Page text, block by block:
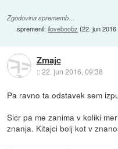
Zgodovina sprememb…
spremenil:iloveboobz (22. jun
Zmajc
::22. jun 2016, 09:38
Pa ravno ta odstavek sem
Sicr pa me zanima v koliki
znanja. Kitajci bolj kot v